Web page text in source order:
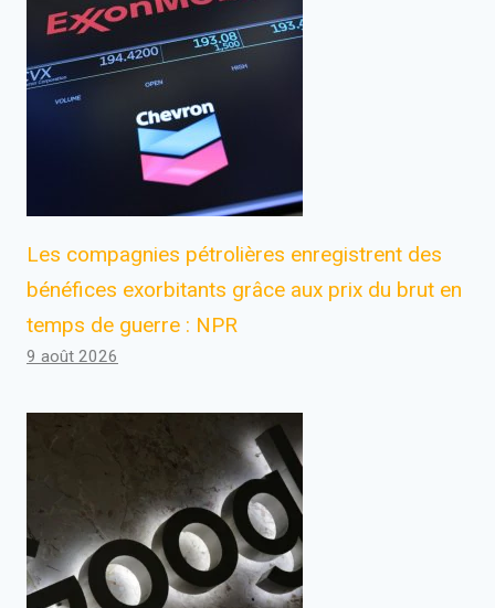
Les compagnies pétrolières enregistrent des
bénéfices exorbitants grâce aux prix du brut en
temps de guerre : NPR
9 août 2026